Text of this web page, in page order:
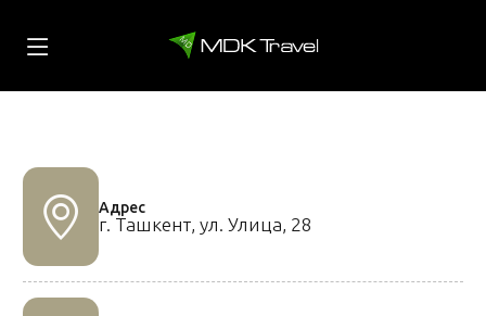
Адрес
г. Ташкент, ул. Улица, 28